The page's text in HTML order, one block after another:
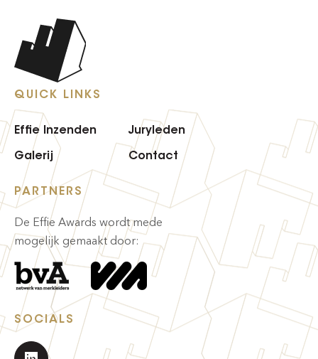
QUICK LINKS
Effie Inzenden
Juryleden
Galerij
Contact
PARTNERS
De Effie Awards wordt mede
mogelijk gemaakt door:
SOCIALS